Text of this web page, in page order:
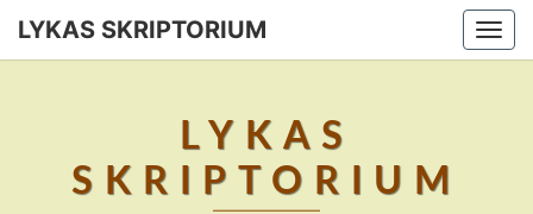
Skip
LYKAS SKRIPTORIUM
LYKAS
SKRIPTORIUM